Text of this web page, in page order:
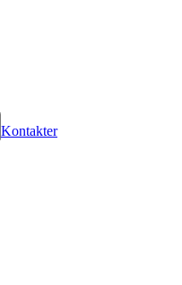
Kontakter